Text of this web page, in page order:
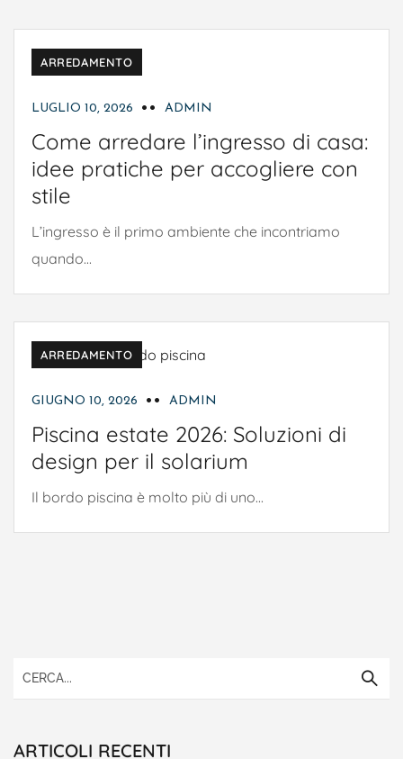
ARREDAMENTO
LUGLIO 10, 2026 ADMIN
Come arredare l’ingresso di casa:
idee pratiche per accogliere con
stile
L’ingresso è il primo ambiente che incontriamo
quando...
ARREDAMENTO
GIUGNO 10, 2026 ADMIN
Piscina estate 2026: Soluzioni di
design per il solarium
Il bordo piscina è molto più di uno...
ARTICOLI RECENTI